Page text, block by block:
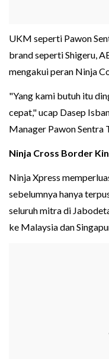
UKM seperti Pawon
brand seperti Shigeru,
mengakui peran Ninja
"Yang kami butuh itu
cepat," ucap Dasep
Manager Pawon Sentra
Ninja Cross Border
Ninja Xpress
sebelumnya hanya
seluruh mitra di
ke Malaysia dan